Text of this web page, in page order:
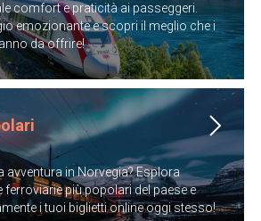
comfort e praticità ai passeggeri.
emozionante e scopri il meglio che i
da offrire!
avventura in Norvegia? Esplora
ferroviarie più popolari del paese e
i tuoi biglietti online oggi stesso!